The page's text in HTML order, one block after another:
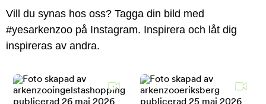
Vill du synas hos oss? Tagga din bild med
#yesarkenzoo på Instagram. Inspirera och låt dig
inspireras av andra.